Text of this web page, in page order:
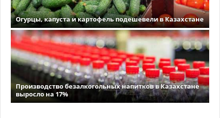
Огурцы, капуста и картофель подешевели в Казахстане
Производство безалкогольных напитков в Казахстане
выросло на 17%